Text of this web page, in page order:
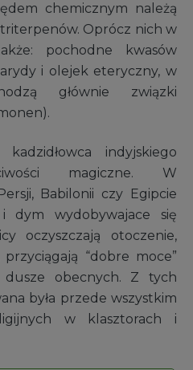
chemicznym należą
Oprócz nich w
pochodne kwasów
i olejek eteryczny, w
głównie związki
kadzidłowca indyjskiego
magiczne. W
Babilonii czy Egipcie
dym wydobywajace się
oczyszczają otoczenie,
“dobre moce”
obecnych. Z tych
była przede wszystkim
w klasztorach i